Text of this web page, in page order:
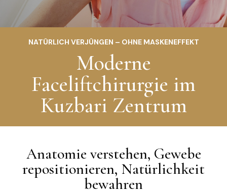
NATÜRLICH VERJÜNGEN – OHNE MASKENEFFEKT
Moderne
Faceliftchirurgie im
Kuzbari Zentrum
Anatomie verstehen, Gewebe
repositionieren, Natürlichkeit
bewahren